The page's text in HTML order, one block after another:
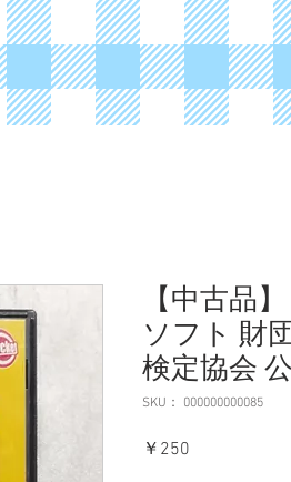
【中古品
ソフト 財
検定協会
SKU： 000000000085
￥250